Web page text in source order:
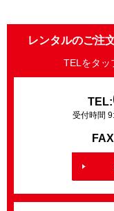
レンタルのご注
TELをタッ
TEL:
受付時間